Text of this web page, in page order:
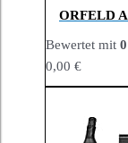
ORFELD
Bewertet mit 0
0,00 €